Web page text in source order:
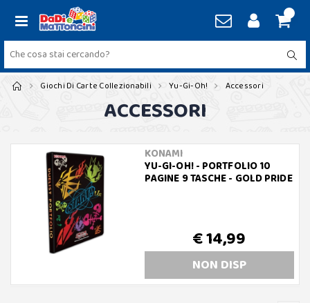
Giochi Di Carte Collezionabili Yu-Gi-Oh! Accessori
ACCESSORI
KONAMI
YU-GI-OH! - PORTFOLIO 10
PAGINE 9 TASCHE - GOLD PRIDE
€ 14,99
NON DISP